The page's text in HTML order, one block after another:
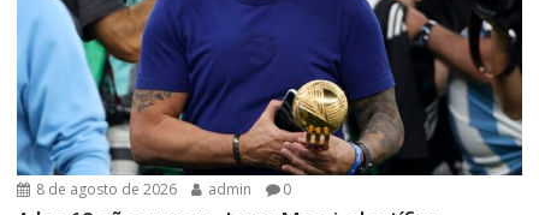
8 de agosto de 2026 admin 0